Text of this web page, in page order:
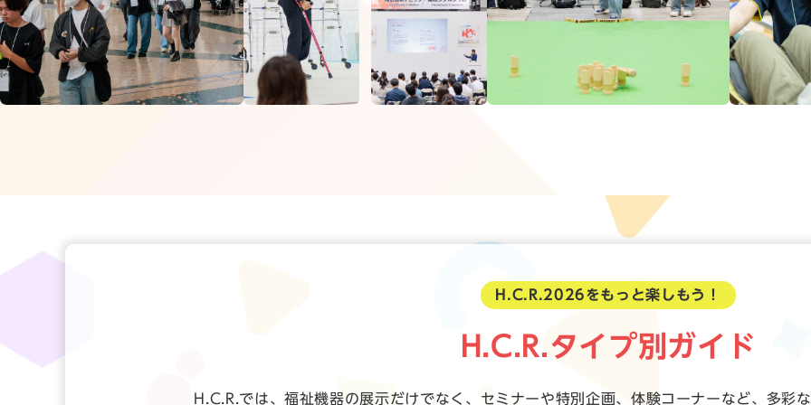
H.C.R.2026をもっと楽しもう！
H.C.R.タイプ別ガイド
H.C.R.では、福祉機器の展示だけでなく、セミナーや特別企画、体験コーナーなど、多彩